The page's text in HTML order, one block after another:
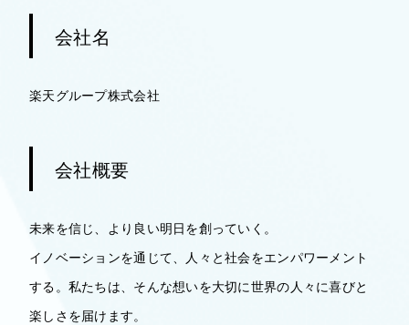
会社名
楽天グループ株式会社
会社概要
未来を信じ、より良い明日を創っていく。
イノベーションを通じて、人々と社会をエンパワーメント
する。私たちは、そんな想いを大切に世界の人々に喜びと
楽しさを届けます。